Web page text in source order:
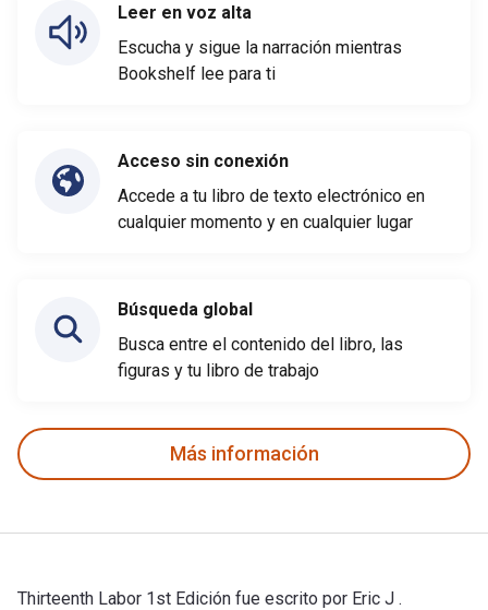
Leer en voz alta
Escucha y sigue la narración mientras
Bookshelf lee para ti
Acceso sin conexión
Accede a tu libro de texto electrónico en
cualquier momento y en cualquier lugar
Búsqueda global
Busca entre el contenido del libro, las
figuras y tu libro de trabajo
Más información
Thirteenth Labor 1st Edición fue escrito por Eric J .